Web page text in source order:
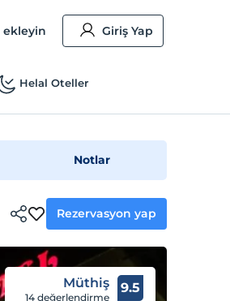
ekleyin Giriş Yap
Helal Oteller
Notlar
Rezervasyon yap
Müthiş
14 değerlendirme
9.5